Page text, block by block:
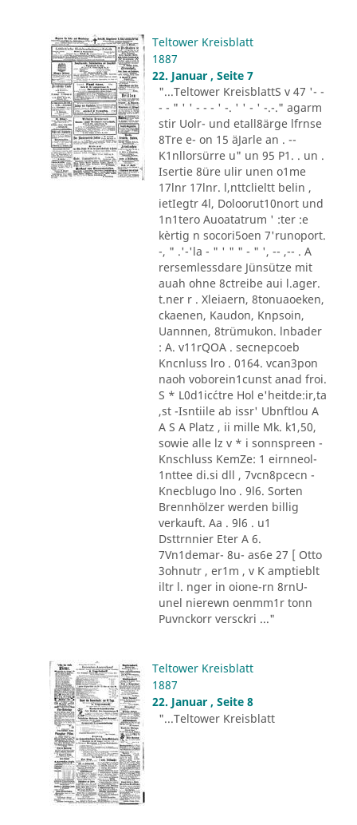
Teltower Kreisblatt
1887
22. Januar , Seite 7
"...Teltower KreisblattS v 47 '- -
- - " ' ' - - - ' -. ' ' - ' -.-." agarm
stir Uolr- und etall8ärge lfrnse
8Tre e- on 15 äJarle an . --
K1nllorsürre u" un 95 P1. . un .
Isertie 8üre ulir unen o1me
17lnr 17lnr. l,nttclieltt belin ,
ietIegtr 4l, Doloorut10nort und
1n1tero Auoatatrum ' :ter :e
kèrtig n socori5oen 7'runoport.
-, " .'-'la - " ' " " - " ', -- ,-- . A
rersemlessdare Jünsütze mit
auah ohne 8ctreibe aui l.ager.
t.ner r . Xleiaern, 8tonuaoeken,
ckaenen, Kaudon, Knpsoin,
Uannnen, 8trümukon. lnbader
: A. v11rQOA . secnepcoeb
Kncnluss lro . 0164. vcan3pon
naoh voborein1cunst anad froi.
S * L0d1ic´ctre Hol e'heitde:ir,ta
,st -Isntiile ab issr' Ubnftlou A
A S A Platz , ii mille Mk. k1,50,
sowie alle lz v * i sonnspreen -
Knschluss KemZe: 1 eirnneol-
1nttee di.si dll , 7vcn8pcecn -
Knecblugo lno . 9l6. Sorten
Brennhölzer werden billig
verkauft. Aa . 9l6 . u1
Dsttrnnier Eter A 6.
7Vn1demar- 8u- as6e 27 [ Otto
3ohnutr , er1m , v K amptieblt
iltr l. nger in oione-rn 8rnU-
unel nierewn oenmm1r tonn
Puvnckorr versckri ..."
Teltower Kreisblatt
1887
22. Januar , Seite 8
"...Teltower Kreisblatt